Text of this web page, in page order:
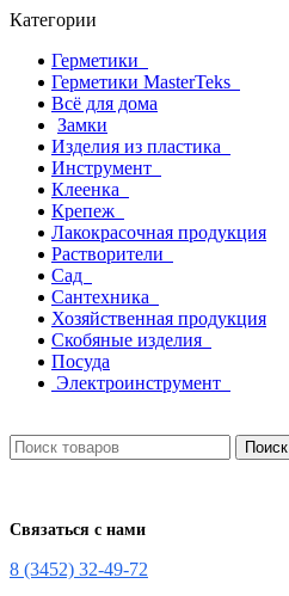
Категории
Герметики
Герметики MasterTeks
Всё для дома
Замки
Изделия из пластика
Инструмент
Клеенка
Крепеж
Лакокрасочная продукция
Растворители
Сад
Сантехника
Хозяйственная продукция
Скобяные изделия
Посуда
Электроинструмент
Поиск
Связаться с нами
8 (3452) 32-49-72